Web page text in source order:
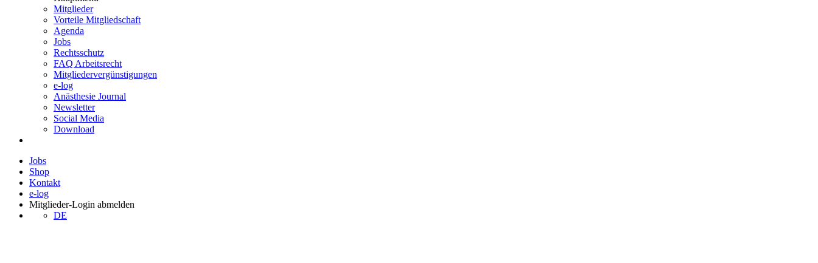
Mitglieder
Vorteile Mitgliedschaft
Agenda
Jobs
Rechtsschutz
FAQ Arbeitsrecht
Mitgliedervergünstigungen
e-log
Anästhesie Journal
Newsletter
Social Media
Download
Jobs
Shop
Kontakt
e-log
Mitglieder-Login abmelden
DE